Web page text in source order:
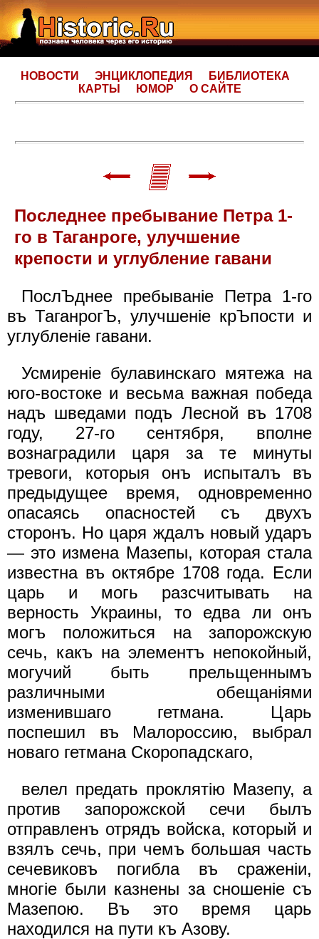
НОВОСТИ ЭНЦИКЛОПЕДИЯ
БИБЛИОТЕКА
КАРТЫ
ЮМОР О САЙТЕ
Последнее пребывание Петра 1-
го в Таганроге, улучшение
крепости и углубление гавани
ПослЪднее пребыванiе Петра 1-го
въ ТаганрогЪ, улучшенiе крЪпости и
углубленiе гавани.
Усмиренiе булавинскаго мятежа на
юго-востоке и весьма важная победа
надъ шведами подъ Лесной въ 1708
году, 27-го сентября, вполне
вознаградили царя за те минуты
тревоги, которыя онъ испыталъ въ
предыдущее время, одновременно
опасаясь опасностей съ двухъ
сторонъ. Но царя ждалъ новый ударъ
— это измена Мазепы, которая стала
известна въ октябре 1708 года. Если
царь и могь разсчитывать на
верность Украины, то едва ли онъ
могъ положиться на запорожскую
сечь, какъ на элементъ непокойный,
могучий быть прельщеннымъ
различными обещанiями
изменившаго гетмана. Царь
поспешил въ Малороссию, выбрал
новаго гетмана Скоропадскаго,
велел предать проклятiю Мазепу, а
против запорожской сечи былъ
отправленъ отрядъ войска, который и
взялъ сечь, при чемъ большая часть
сечевиковъ погибла въ сраженiи,
многiе были казнены за сношенiе съ
Мазепою. Въ это время царь
находился на пути къ Азову.